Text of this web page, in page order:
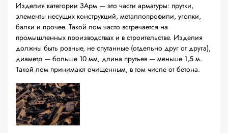
Изделия категории 3Арм — это части арматуры: прутки,
элементы несущих конструкций, металлопрофили, уголки,
балки и прочее. Такой лом часто встречается на
промышленных производствах и в строительстве. Изделия
должны быть ровные, не спутанные (отдельно друг от друга),
диаметр — больше 10 мм, длина прутьев — меньше 1,5 м.
Такой лом принимают очищенным, в том числе от бетона.